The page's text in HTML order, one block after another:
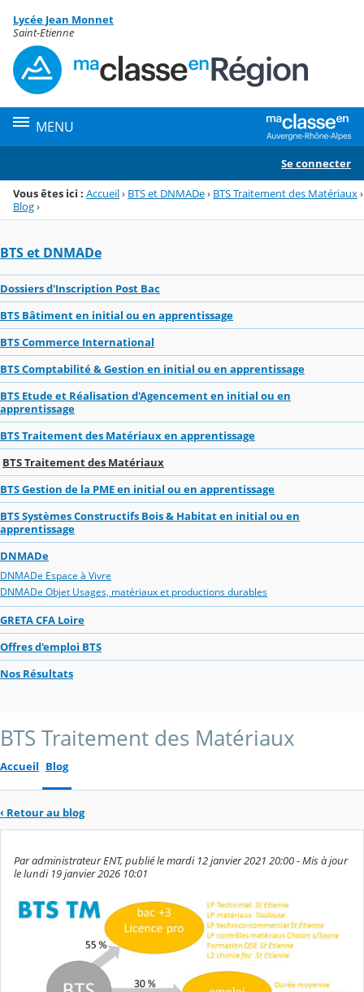
Menu de la rubrique
Contenu
Lycée Jean Monnet
Saint-Etienne
MENU
Se connecter
Vous êtes ici : Accueil› BTS et DNMADe› BTS Traitement des Matériaux›
Blog›
BTS et DNMADe
Dossiers d'Inscription Post Bac
BTS Bâtiment en initial ou en apprentissage
BTS Commerce International
BTS Comptabilité & Gestion en initial ou en apprentissage
BTS Etude et Réalisation d'Agencement en initial ou en
apprentissage
BTS Traitement des Matériaux en apprentissage
BTS Traitement des Matériaux
BTS Gestion de la PME en initial ou en apprentissage
BTS Systèmes Constructifs Bois & Habitat en initial ou en
apprentissage
DNMADe
DNMADe Espace à Vivre
DNMADe Objet Usages, matériaux et productions durables
GRETA CFA Loire
Offres d'emploi BTS
Nos Résultats
BTS Traitement des Matériaux
Accueil Blog
‹ Retour au blog
Par administrateur ENT, publié le mardi 12 janvier 2021 20:00 - Mis à jour
le lundi 19 janvier 2026 10:01